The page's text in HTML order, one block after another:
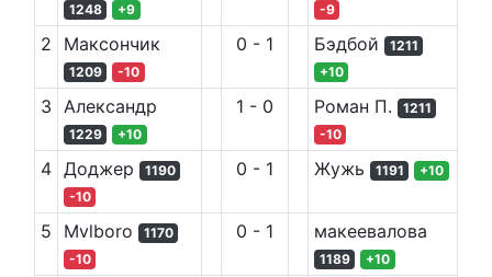
1248 +9
-9
2 Максончик
1209 -10
0 - 1 Бэдбой
1211
+10
3 Александр
1229 +10
1 - 0 Роман П.
1211
-10
4 Доджер
1190
-10
0 - 1 Жужь 1191 +10
5 Mvlboro
1170
-10
0 - 1 макеевалова
1189 +10